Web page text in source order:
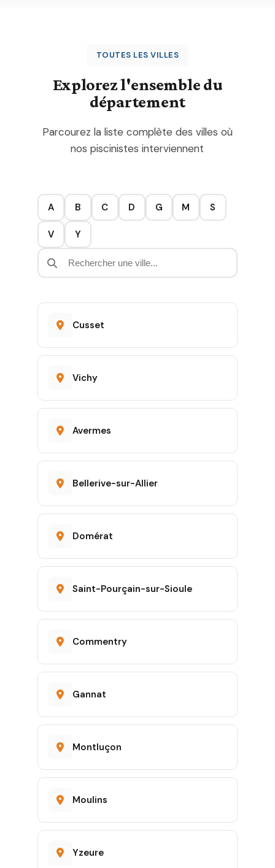
TOUTES LES VILLES
Explorez l'ensemble du
département
Parcourez la liste complète des villes où
nos piscinistes interviennent
A B C D G M S
V Y
Cusset
Vichy
Avermes
Bellerive-sur-Allier
Domérat
Saint-Pourçain-sur-Sioule
Commentry
Gannat
Montluçon
Moulins
Yzeure